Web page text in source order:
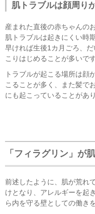
肌トラブルは顔周り
産まれた直後の赤ちゃんの
肌トラブルは起きにくい時
早ければ生後1カ月ごろ、
こりはじめることが多いです
トラブルが起こる場所は顔
こることが多く、また髪で
にも起こっていることがあり
「フィラグリン」が
前述したように、肌が荒れ
けとなり、アレルギーを起
ら内を守る壁としての働き